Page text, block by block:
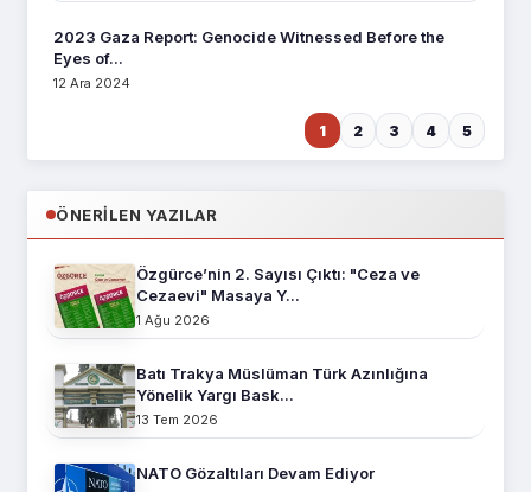
2023 Gaza Report: Genocide Witnessed Before the
Eyes of...
12 Ara 2024
1 2 3 4 5
ÖNERILEN YAZILAR
Özgürce’nin 2. Sayısı Çıktı: "Ceza ve
Cezaevi" Masaya Y...
1 Ağu 2026
Batı Trakya Müslüman Türk Azınlığına
Yönelik Yargı Bask...
13 Tem 2026
NATO Gözaltıları Devam Ediyor